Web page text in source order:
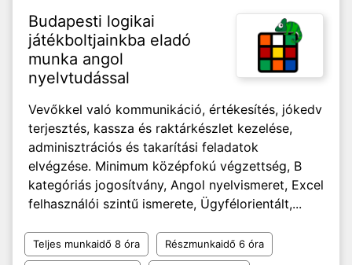
Budapesti logikai
játékboltjainkba eladó
munka angol
nyelvtudással
Vevőkkel való kommunikáció, értékesítés, jókedv
terjesztés, kassza és raktárkészlet kezelése,
adminisztrációs és takarítási feladatok
elvégzése. Minimum középfokú végzettség, B
kategóriás jogosítvány, Angol nyelvismeret, Excel
felhasználói szintű ismerete, Ügyfélorientált,...
Teljes munkaidő 8 óra Részmunkaidő 6 óra